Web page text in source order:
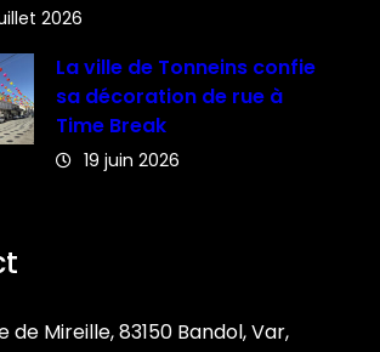
2026
La ville de Tonneins confie
sa décoration de rue à
Time Break
19 juin 2026
de Mireille, 83150 Bandol, Var,